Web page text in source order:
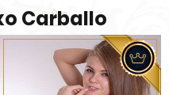
Carballo